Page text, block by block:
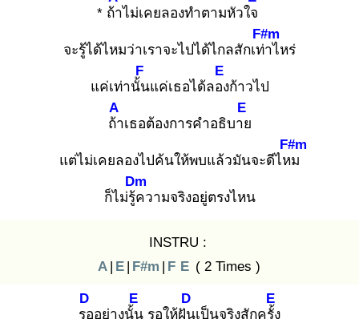
* ถ้าไม่เคยลองทำตามหัวใจ
จะรู้ได้ไหมว่าเราจะไปได้ไกลสักเท่า
F#m
ไหร่
แค่เท่านั้น
F
แค่เธอได้ลอง
E
ก้าวไป
ถ้า
A
เธอต้องการคำอธิบาย
E
แต่ไม่เคยลองไปค้นให้พบแล้วมันจะดีไหม
F#m
ก็ไม่รู้ค
Dm
วามจริงอยู่ตรงไหน
INSTRU :
A | E | F#m | F E ( 2 Times )
รอ
D
อย่างนั้น
E
รอให้ฝัน
D
เป็นจริงสักครั้ง
E